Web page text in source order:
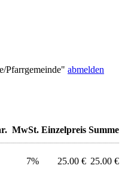
Pfarrgemeinde" abmelden
MwSt. Einzelpreis Summe
7% 25.00 € 25.00 €